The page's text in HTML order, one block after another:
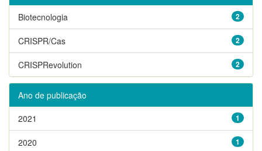
2
Biotecnologia
2
CRISPR/Cas
2
CRISPRevolution
Ano de publicação
1
2021
1
2020